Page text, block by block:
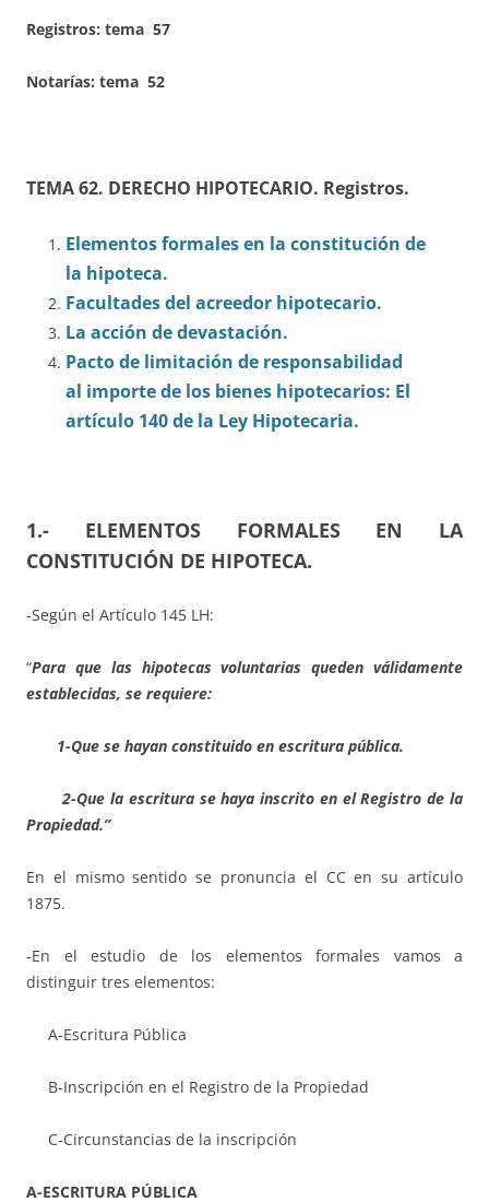
Registros: tema 57
Notarías: tema 52
TEMA 62. DERECHO HIPOTECARIO. Registros.
Elementos formales en la constitución de
la hipoteca.
Facultades del acreedor hipotecario.
La acción de devastación.
Pacto de limitación de responsabilidad
al importe de los bienes hipotecarios: El
artículo 140 de la Ley Hipotecaria.
1.- ELEMENTOS FORMALES EN LA
CONSTITUCIÓN DE HIPOTECA.
-Según el Artículo 145 LH:
“Para que las hipotecas voluntarias queden válidamente
establecidas, se requiere:
1-Que se hayan constituido en escritura pública.
2-Que la escritura se haya inscrito en el Registro de la
Propiedad.”
En el mismo sentido se pronuncia el CC en su artículo
1875.
-En el estudio de los elementos formales vamos a
distinguir tres elementos:
A-Escritura Pública
B-Inscripción en el Registro de la Propiedad
C-Circunstancias de la inscripción
A-ESCRITURA PÚBLICA